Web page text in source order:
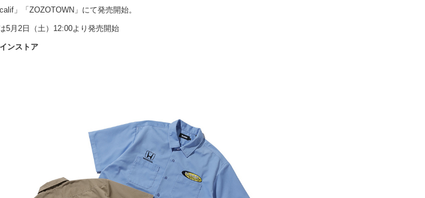
」「ZOZOTOWN」にて発売開始。
5月2日（土）12:00より発売開始
ンストア